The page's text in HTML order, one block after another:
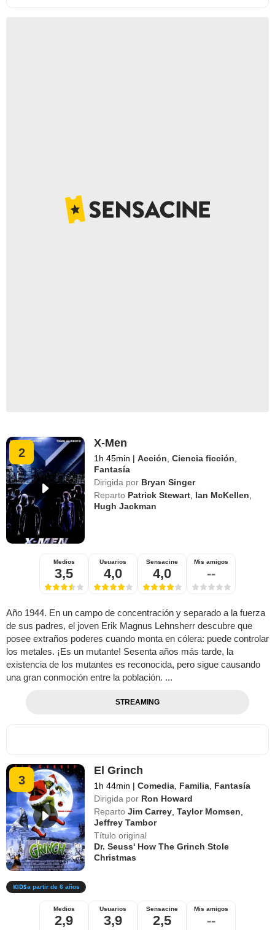
2
X-Men
1h 45min | Acción ,Ciencia ficción
Fantasía
Dirigida por Bryan Singer
Reparto Patrick Stewart Ian McKellen
Hugh Jackman
Medios
3,5
Usuarios
4,0
Sensacine
4,0
Mis amigos
--
Año 1944. En un campo de concentración y separado a la fuerza
de sus padres, el joven Erik Magnus Lehnsherr descubre que
posee extraños poderes cuando monta en cólera: puede controlar
los metales. ¡Es un mutante! Sesenta años más tarde, la
existencia de los mutantes es reconocida, pero sigue causando
una gran conmoción entre la población. ...
STREAMING
3
El Grinch
1h 44min | Comedia Familia Fantasía
Dirigida por Ron Howard
Reparto Jim Carrey ,Taylor Momsen
Jeffrey Tambor
Título original
Dr. Seuss' How The Grinch Stole
Christmas
a partir de 6 años
Medios
2,9
Usuarios
3,9
Sensacine
2,5
Mis amigos
--